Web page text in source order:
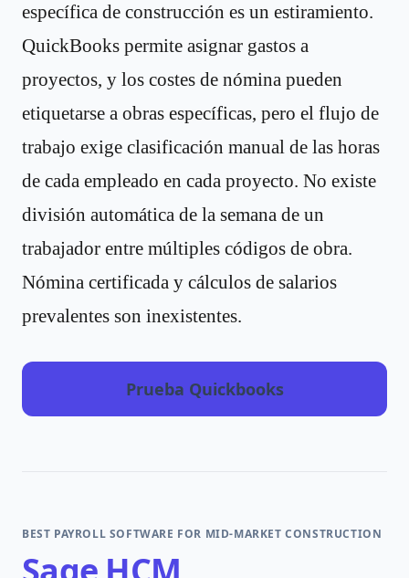
específica de construcción es un estiramiento.
QuickBooks permite asignar gastos a
proyectos, y los costes de nómina pueden
etiquetarse a obras específicas, pero el flujo de
trabajo exige clasificación manual de las horas
de cada empleado en cada proyecto. No existe
división automática de la semana de un
trabajador entre múltiples códigos de obra.
Nómina certificada y cálculos de salarios
prevalentes son inexistentes.
Prueba Quickbooks
BEST PAYROLL SOFTWARE FOR MID-MARKET CONSTRUCTION